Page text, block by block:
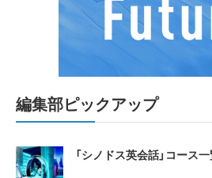
編集部ピックアップ
「シノドス英会話」コース